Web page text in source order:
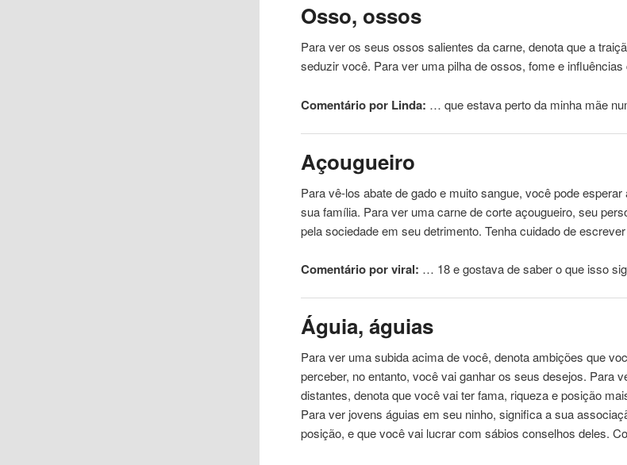
Osso, ossos
Para ver os seus ossos salientesda carne, denota que a
seduzir você. Para ver uma pilhadeossos, fome e
Comentário por Linda: … que estava pertoda minha mãe
Açougueiro
Para vê-los abatedegado e muito sangue, você pode esperar
sua família. Para ver umacarne decorte açougueiro, seu
pela sociedade em seu detrimento. Tenha cuidadode
Comentário por viral: … 18 e gostavadesaber o que isso
Águia, águias
Para ver uma subida acimadevocê, denota ambições que
perceber, no entanto, você vai ganhar os seus desejos. Para
distantes, denota que você vai ter fama, riqueza e posição
Para ver jovens águias em seu ninho, significa a sua
posição, e que você vai lucrar com sábios conselhos deles.